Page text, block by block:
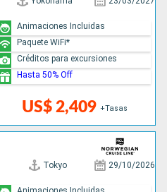
US$ 2,409 +Tasas
Animaciones Incluidas
Paquete WiFi*
Créditos para excursiones
Hasta 50% Off
Tokyo 29/10/2026